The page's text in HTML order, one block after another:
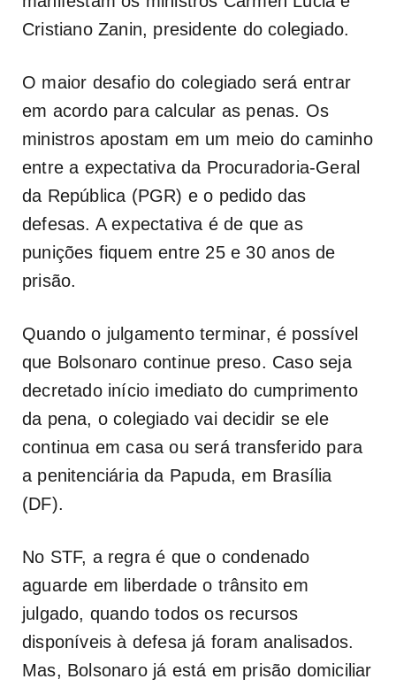
Cristiano Zanin, presidente do colegiado.
O maior desafio do colegiado será entrar
em acordo para calcular as penas. Os
ministros apostam em um meio do caminho
entre a expectativa da Procuradoria-Geral
da República (PGR) e o pedido das
defesas. A expectativa é de que as
punições fiquem entre 25 e 30 anos de
prisão.
Quando o julgamento terminar, é possível
que Bolsonaro continue preso. Caso seja
decretado início imediato do cumprimento
da pena, o colegiado vai decidir se ele
continua em casa ou será transferido para
a penitenciária da Papuda, em Brasília
(DF).
No STF, a regra é que o condenado
aguarde em liberdade o trânsito em
julgado, quando todos os recursos
disponíveis à defesa já foram analisados.
Mas, Bolsonaro já está em prisão domiciliar